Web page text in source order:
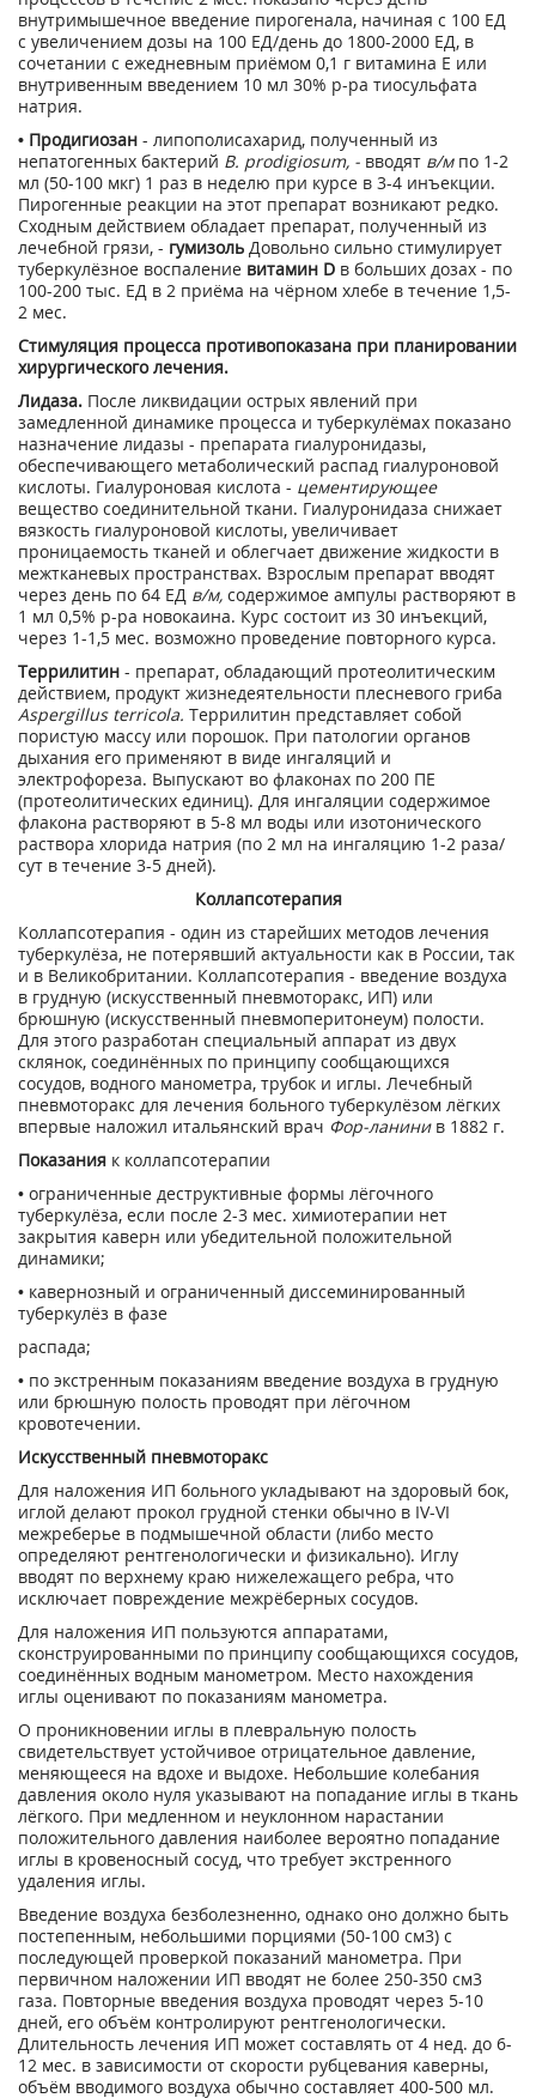
внутримышечное введение пирогенала, начиная с 100 ЕД
с увеличением дозы на 100 ЕД/день до 1800-2000 ЕД, в
сочетании с ежедневным приёмом 0,1 г витамина Е или
внутривенным введением 10 мл 30% р-ра тиосульфата
натрия.
• Продигиозан - липополисахарид, полученный из
непатогенных бактерий В. prodigiosum, - вводят в/мпо 1-2
мл (50-100 мкг) 1 раз в неделю при курсе в 3-4 инъекции.
Пирогенные реакции на этот препарат возникают редко.
Сходным действием обладает препарат, полученный из
лечебной грязи, - гумизоль Довольно сильно стимулирует
туберкулёзное воспаление витамин D в больших дозах - по
100-200 тыс. ЕД в 2 приёма на чёрном хлебе в течение 1,5-
2 мес.
Стимуляция процесса противопоказана при планировании
хирургического лечения.
Лидаза. После ликвидации острых явлений при
замедленной динамике процесса и туберкулёмах показано
назначение лидазы - препарата гиалуронидазы,
обеспечивающего метаболический распад гиалуроновой
кислоты. Гиалуроновая кислота - цементирующее
вещество соединительной ткани. Гиалуронидаза снижает
вязкость гиалуроновой кислоты, увеличивает
проницаемость тканей и облегчает движение жидкости в
межтканевых пространствах. Взрослым препарат вводят
через день по 64 ЕД в/м, содержимое ампулы растворяют в
1 мл 0,5% р-ра новокаина. Курс состоит из 30 инъекций,
через 1-1,5 мес. возможно проведение повторного курса.
Террилитин - препарат, обладающий протеолитическим
действием, продукт жизнедеятельности плесневого гриба
Aspergillus terricola. Террилитин представляет собой
пористую массу или порошок. При патологии органов
дыхания его применяют в виде ингаляций и
электрофореза. Выпускают во флаконах по 200 ПЕ
(протеолитических единиц). Для ингаляции содержимое
флакона растворяют в 5-8 мл воды или изотонического
раствора хлорида натрия (по 2 мл на ингаляцию 1-2 раза/
сут в течение 3-5 дней).
Коллапсотерапия
Коллапсотерапия - один из старейших методов лечения
туберкулёза, не потерявший актуальности как в России, так
и в Великобритании. Коллапсотерапия - введение воздуха
в грудную (искусственный пневмоторакс, ИП) или
брюшную (искусственный пневмоперитонеум) полости.
Для этого разработан специальный аппарат из двух
склянок, соединённых по принципу сообщающихся
сосудов, водного манометра, трубок и иглы. Лечебный
пневмоторакс для лечения больного туберкулёзом лёгких
впервые наложил итальянский врач Фор-ланинив 1882 г.
Показания к коллапсотерапии
• ограниченные деструктивные формы лёгочного
туберкулёза, если после 2-3 мес. химиотерапии нет
закрытия каверн или убедительной положительной
динамики;
• кавернозный и ограниченный диссеминированный
туберкулёз в фазе
распада;
• по экстренным показаниям введение воздуха в грудную
или брюшную полость проводят при лёгочном
кровотечении.
Искусственный пневмоторакс
Для наложения ИП больного укладывают на здоровый бок,
иглой делают прокол грудной стенки обычно в IV-VI
межреберье в подмышечной области (либо место
определяют рентгенологически и физикально). Иглу
вводят по верхнему краю нижележащего ребра, что
исключает повреждение межрёберных сосудов.
Для наложения ИП пользуются аппаратами,
сконструированными по принципу сообщающихся сосудов,
соединённых водным манометром. Место нахождения
иглы оценивают по показаниям манометра.
О проникновении иглы в плевральную полость
свидетельствует устойчивое отрицательное давление,
меняющееся на вдохе и выдохе. Небольшие колебания
давления около нуля указывают на попадание иглы в ткань
лёгкого. При медленном и неуклонном нарастании
положительного давления наиболее вероятно попадание
иглы в кровеносный сосуд, что требует экстренного
удаления иглы.
Введение воздуха безболезненно, однако оно должно быть
постепенным, небольшими порциями (50-100 см3) с
последующей проверкой показаний манометра. При
первичном наложении ИП вводят не более 250-350 см3
газа. Повторные введения воздуха проводят через 5-10
дней, его объём контролируют рентгенологически.
Длительность лечения ИП может составлять от 4 нед. до 6-
12 мес. в зависимости от скорости рубцевания каверны,
объём вводимого воздуха обычно составляет 400-500 мл.